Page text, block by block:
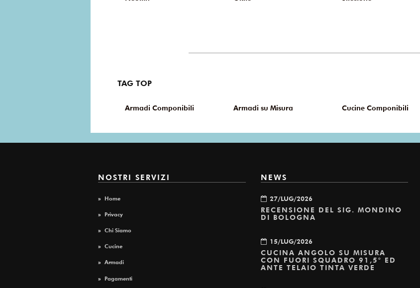
TAG TOP
Armadi Componibili Armadi su Misura Cucine Componibili
NOSTRI SERVIZI
Home
Privacy
Chi Siamo
» Cucine
» Armadi
Pagamenti
NEWS
27/LUG/2026
RECENSIONE DEL SIG. MONDINO
DI BOLOGNA
15/LUG/2026
CUCINA ANGOLO SU MISURA
CON FUORI SQUADRO 91,5° ED
ANTE TELAIO TINTA VERDE